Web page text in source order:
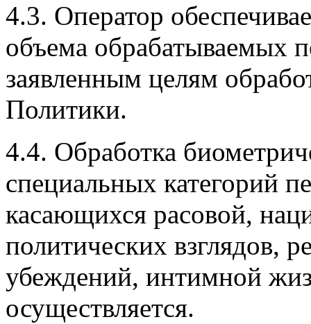
4.3. Оператор
объема обрабатываемых
заявленным целям
Политики.
4.4. Обработка
специальных категорий
касающихся расовой,
политических взглядов,
убеждений, интимной
осуществляется.